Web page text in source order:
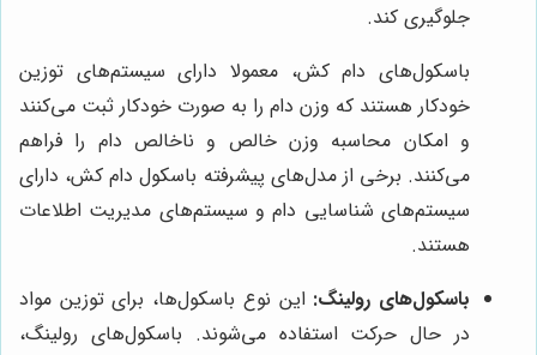
جلوگیری کند.
باسکول‌های دام کش، معمولا دارای سیستم‌های توزین
خودکار هستند که وزن دام را به صورت خودکار ثبت می‌کنند
و امکان محاسبه وزن خالص و ناخالص دام را فراهم
می‌کنند. برخی از مدل‌های پیشرفته باسکول دام کش، دارای
سیستم‌های شناسایی دام و سیستم‌های مدیریت اطلاعات
هستند.
باسکول‌های رولینگ: این نوع باسکول‌ها، برای توزین مواد
در حال حرکت استفاده می‌شوند. باسکول‌های رولینگ،